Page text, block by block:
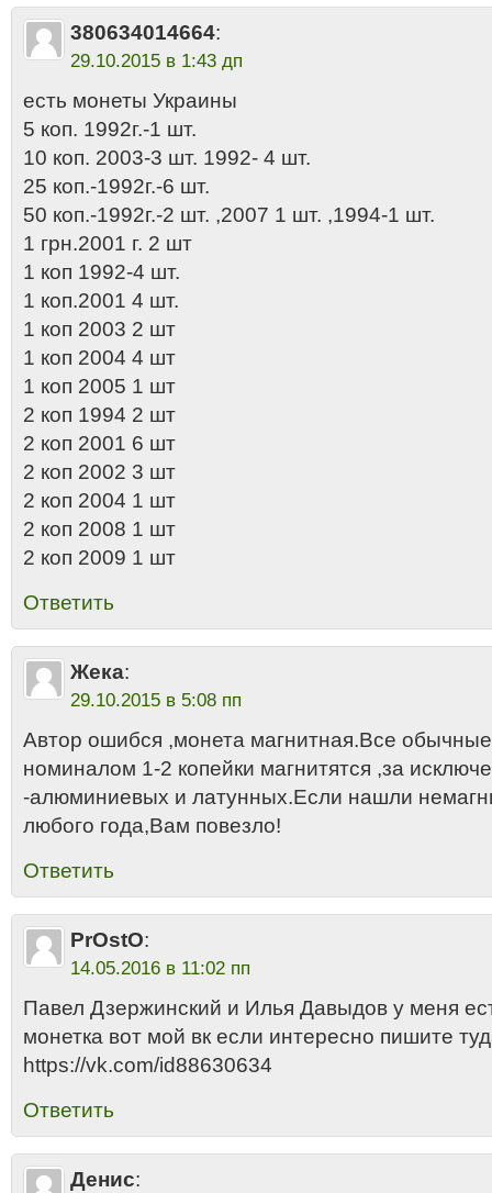
380634014664:
29.10.2015 в 1:43 дп
есть монеты Украины
5 коп. 1992г.-1 шт.
10 коп. 2003-3 шт. 1992- 4 шт.
25 коп.-1992г.-6 шт.
50 коп.-1992г.-2 шт. ,2007 1 шт. ,1994-1 шт.
1 грн.2001 г. 2 шт
1 коп 1992-4 шт.
1 коп.2001 4 шт.
1 коп 2003 2 шт
1 коп 2004 4 шт
1 коп 2005 1 шт
2 коп 1994 2 шт
2 коп 2001 6 шт
2 коп 2002 3 шт
2 коп 2004 1 шт
2 коп 2008 1 шт
2 коп 2009 1 шт
Ответить
Жека:
29.10.2015 в 5:08 пп
Автор ошибся ,монета магнитная.Все
номиналом 1-2 копейки магнитятся ,за
-алюминиевых и латунных.Если нашли
любого года,Вам повезло!
Ответить
PrOstO:
14.05.2016 в 11:02 пп
Павел Дзержинский и Илья Давыдов у меня
монетка вот мой вк если интересно пишите
https://vk.com/id88630634
Ответить
Денис: